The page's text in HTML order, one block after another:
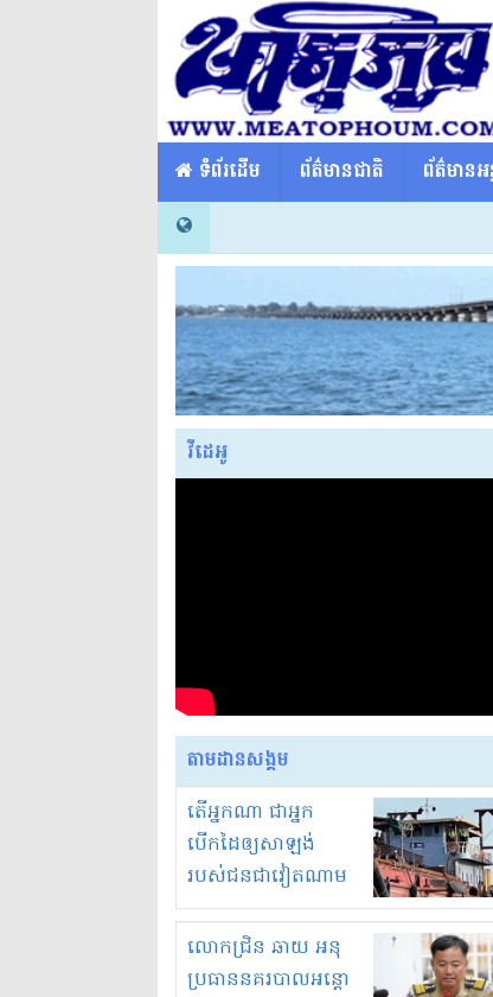
​​ ទំព័រដើម ព័ត៌មានជាតិ ព័ត៌មានអ
វីដេអូ
តាមដានសង្គម
តើអ្នកណា ជាអ្នក
បើកដៃឲ្យសាឡង់
របស់ជនជាវៀតណាម
ចូល មកខុស
ច្បាប់លួចបូមខ្សាច់នៅ
ក្នុងប្រទេសកម្ពុជា
លោកជ្រិន ឆាយ អនុ
ប្រធាននគរបាលអន្តោ